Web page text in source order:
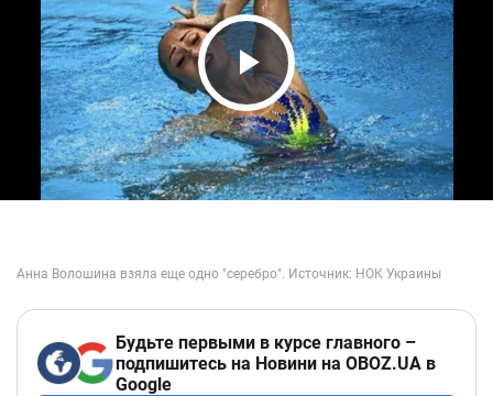
Play Video
Будьте первыми в курсе главного –
подпишитесь на Новини на OBOZ.UA в
Google